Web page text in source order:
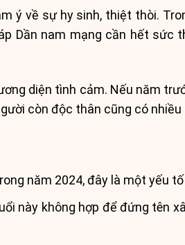
ý về sự hy sinh, thiệt thòi.
Dần nam mạng cần hết sức
diện tình cảm. Nếu năm
còn độc thân cũng có
năm 2024, đây là một yếu
này không hợp để đứng tên